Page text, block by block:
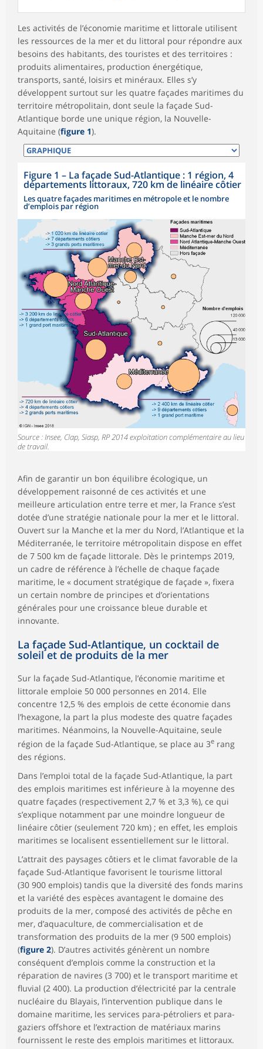
Les activités de l’économie maritime et littorale utilisent
les ressources de la mer et du littoral pour répondre aux
besoins des habitants, des touristes et des territoires :
produits alimentaires, production énergétique,
transports, santé, loisirs et minéraux. Elles s’y
développent surtout sur les quatre façades maritimes du
territoire métropolitain, dont seule la façade Sud-
Atlantique borde une unique région, la Nouvelle-
Aquitaine (figure 1).
Figure 1 – La façade Sud-Atlantique : 1 région, 4
départements littoraux, 720 km de linéaire côtier
Les quatre façades maritimes en métropole et le nombre
d’emplois par région
Source : Insee, Clap, Siasp, RP 2014 exploitation complémentaire au lieu
de travail.
Afin de garantir un bon équilibre écologique, un
développement raisonné de ces activités et une
meilleure articulation entre terre et mer, la France s’est
dotée d’une stratégie nationale pour la mer et le littoral.
Ouvert sur la Manche et la mer du Nord, l’Atlantique et la
Méditerranée, le territoire métropolitain dispose en effet
de 7 500 km de façade littorale. Dès le printemps 2019,
un cadre de référence à l’échelle de chaque façade
maritime, le « document stratégique de façade », fixera
un certain nombre de principes et d’orientations
générales pour une croissance bleue durable et
innovante.
La façade Sud-Atlantique, un cocktail de
soleil et de produits de la mer
Sur la façade Sud-Atlantique, l’économie maritime et
littorale emploie 50 000 personnes en 2014. Elle
concentre 12,5 % des emplois de cette économie dans
l’hexagone, la part la plus modeste des quatre façades
maritimes. Néanmoins, la Nouvelle-Aquitaine, seule
région de la façade Sud-Atlantique, se place au 3e rang
des régions.
Dans l’emploi total de la façade Sud-Atlantique, la part
des emplois maritimes est inférieure à la moyenne des
quatre façades (respectivement 2,7 % et 3,3 %), ce qui
s’explique notamment par une moindre longueur de
linéaire côtier (seulement 720 km) ; en effet, les emplois
maritimes se localisent essentiellement sur le littoral.
L’attrait des paysages côtiers et le climat favorable de la
façade Sud-Atlantique favorisent le tourisme littoral
(30 900 emplois) tandis que la diversité des fonds marins
et la variété des espèces avantagent le domaine des
produits de la mer, composé des activités de pêche en
mer, d’aquaculture, de commercialisation et de
transformation des produits de la mer (9 500 emplois)
(figure 2). D’autres activités génèrent un nombre
conséquent d’emplois comme la construction et la
réparation de navires (3 700) et le transport maritime et
fluvial (2 400). La production d’électricité par la centrale
nucléaire du Blayais, l’intervention publique dans le
domaine maritime, les services para-pétroliers et para-
gaziers offshore et l’extraction de matériaux marins
fournissent le reste des emplois maritimes et littoraux.